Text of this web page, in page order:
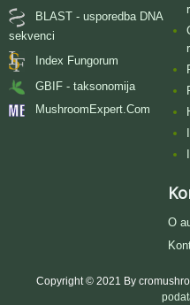
BLAST - usporedba DNA
sekvenci
Index Fungorum
GBIF - taksonomija
MushroomExpert.Com
O
Copyright © 2021 By